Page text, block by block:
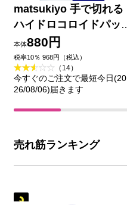
matsukiyo 手で切れる
ハイドロコロイドパッ
ド ２５ｍｍ×３ｍ巻
本体880円
税率10％ 968円（税込）
（14）
今すぐのご注文で最短今日(20
26/08/06)届きます
売れ筋ランキング